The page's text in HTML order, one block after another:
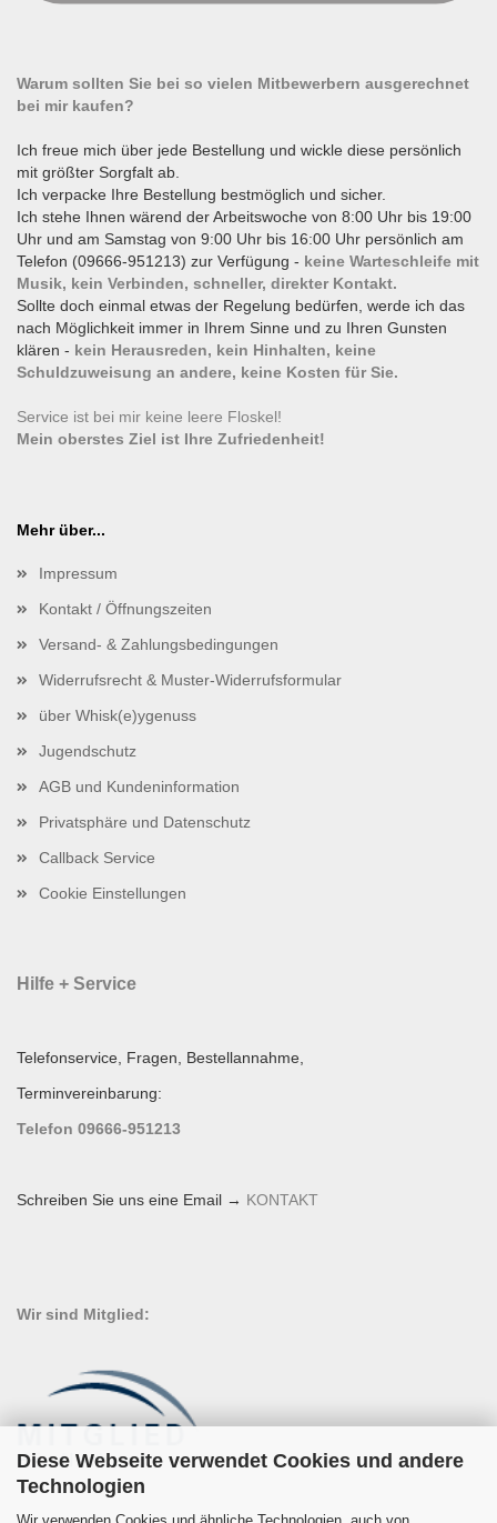
Diese Webseite verwendet Cookies und andere
Technologien
Warum sollten Sie bei so vielen Mitbewerbern ausgerechnet
bei mir kaufen?
Ich freue mich über jede Bestellung und wickle diese persönlich
mit größter Sorgfalt ab.
Ich verpacke Ihre Bestellung bestmöglich und sicher.
Ich stehe Ihnen wärend der Arbeitswoche von 8:00 Uhr bis 19:00
Uhr und am Samstag von 9:00 Uhr bis 16:00 Uhr persönlich am
Telefon (09666-951213) zur Verfügung - keine Warteschleife mit
Musik, kein Verbinden, schneller, direkter Kontakt.
Sollte doch einmal etwas der Regelung bedürfen, werde ich das
nach Möglichkeit immer in Ihrem Sinne und zu Ihren Gunsten
klären - kein Herausreden, kein Hinhalten, keine
Schuldzuweisung an andere, keine Kosten für Sie.
Service ist bei mir keine leere Floskel!
Mein oberstes Ziel ist Ihre Zufriedenheit!
Mehr über...
Impressum
Kontakt / Öffnungszeiten
Versand- & Zahlungsbedingungen
Widerrufsrecht & Muster-Widerrufsformular
über Whisk(e)ygenuss
Jugendschutz
AGB und Kundeninformation
Privatsphäre und Datenschutz
Callback Service
Cookie Einstellungen
Hilfe + Service
Telefonservice, Fragen, Bestellannahme,
Terminvereinbarung:
Telefon 09666-951213
Schreiben Sie uns eine Email → KONTAKT
Wir sind Mitglied: